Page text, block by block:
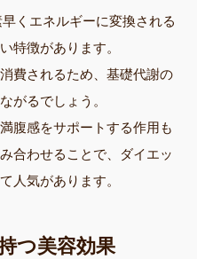
くエネルギーに変換される
特徴があります。
費されるため、基礎代謝の
がるでしょう。
腹感をサポートする作用も
合わせることで、ダイエッ
人気があります。
つ美容効果